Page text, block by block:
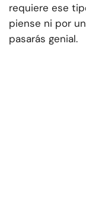
requiere ese
piense ni por
pasarás genial.